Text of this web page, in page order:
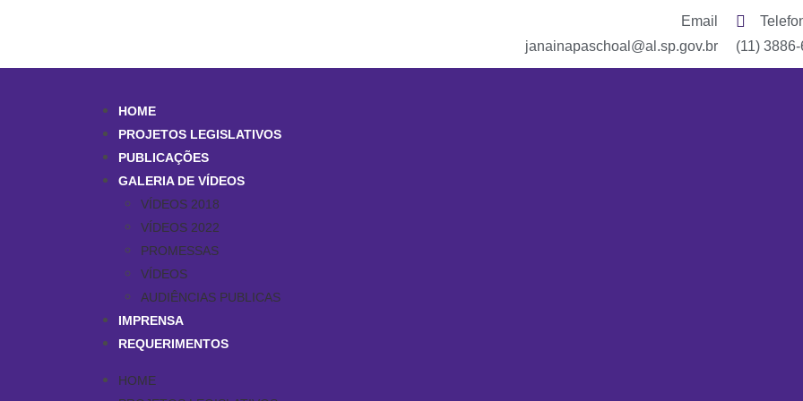
Email
janainapaschoal@al.sp.gov.br
(11)
HOME
PROJETOS LEGISLATIVOS
PUBLICAÇÕES
GALERIA DE VÍDEOS
VÍDEOS 2018
VÍDEOS 2022
PROMESSAS
VÍDEOS
AUDIÊNCIAS PUBLICAS
IMPRENSA
REQUERIMENTOS
HOME